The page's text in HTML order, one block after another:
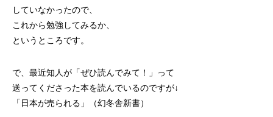
していなかったので、
これから勉強してみるか、
というところです。
で、最近知人が「ぜひ読んでみて！」って
送ってくださった本を読んでいるのですが↓
「日本が売られる」（幻冬舎新書）